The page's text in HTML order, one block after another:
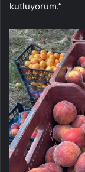
kutluyorum.”